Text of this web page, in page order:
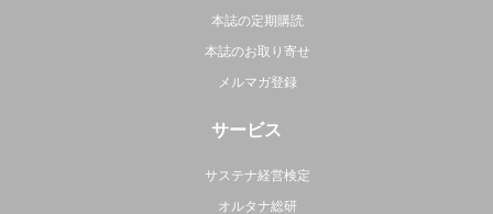
本誌の定期購読
本誌のお取り寄せ
メルマガ登録
サービス
サステナ経営検定
オルタナ総研